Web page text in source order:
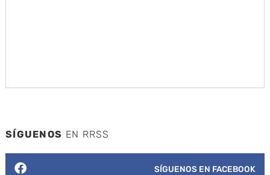
SÍGUENOS EN RRSS
SÍGUENOS EN FACEBOOK